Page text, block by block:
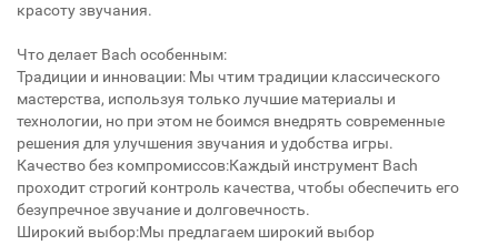
красоту звучания.
Что делает Bach особенным:
Традиции и инновации: Мы чтим традиции классического
мастерства, используя только лучшие материалы и
технологии, но при этом не боимся внедрять современные
решения для улучшения звучания и удобства игры.
Качество без компромиссов:Каждый инструмент Bach
проходит строгий контроль качества, чтобы обеспечить его
безупречное звучание и долговечность.
Широкий выбор:Мы предлагаем широкий выбор